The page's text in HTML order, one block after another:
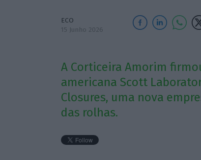
ECO
15 Junho 2026
A Corticeira Amorim
americana Scott
Closures, uma nova
das rolhas.